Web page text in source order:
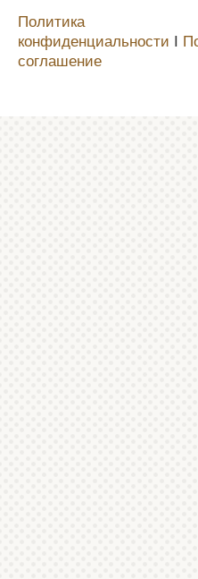
Политика
конфиденциальности Ι
соглашение